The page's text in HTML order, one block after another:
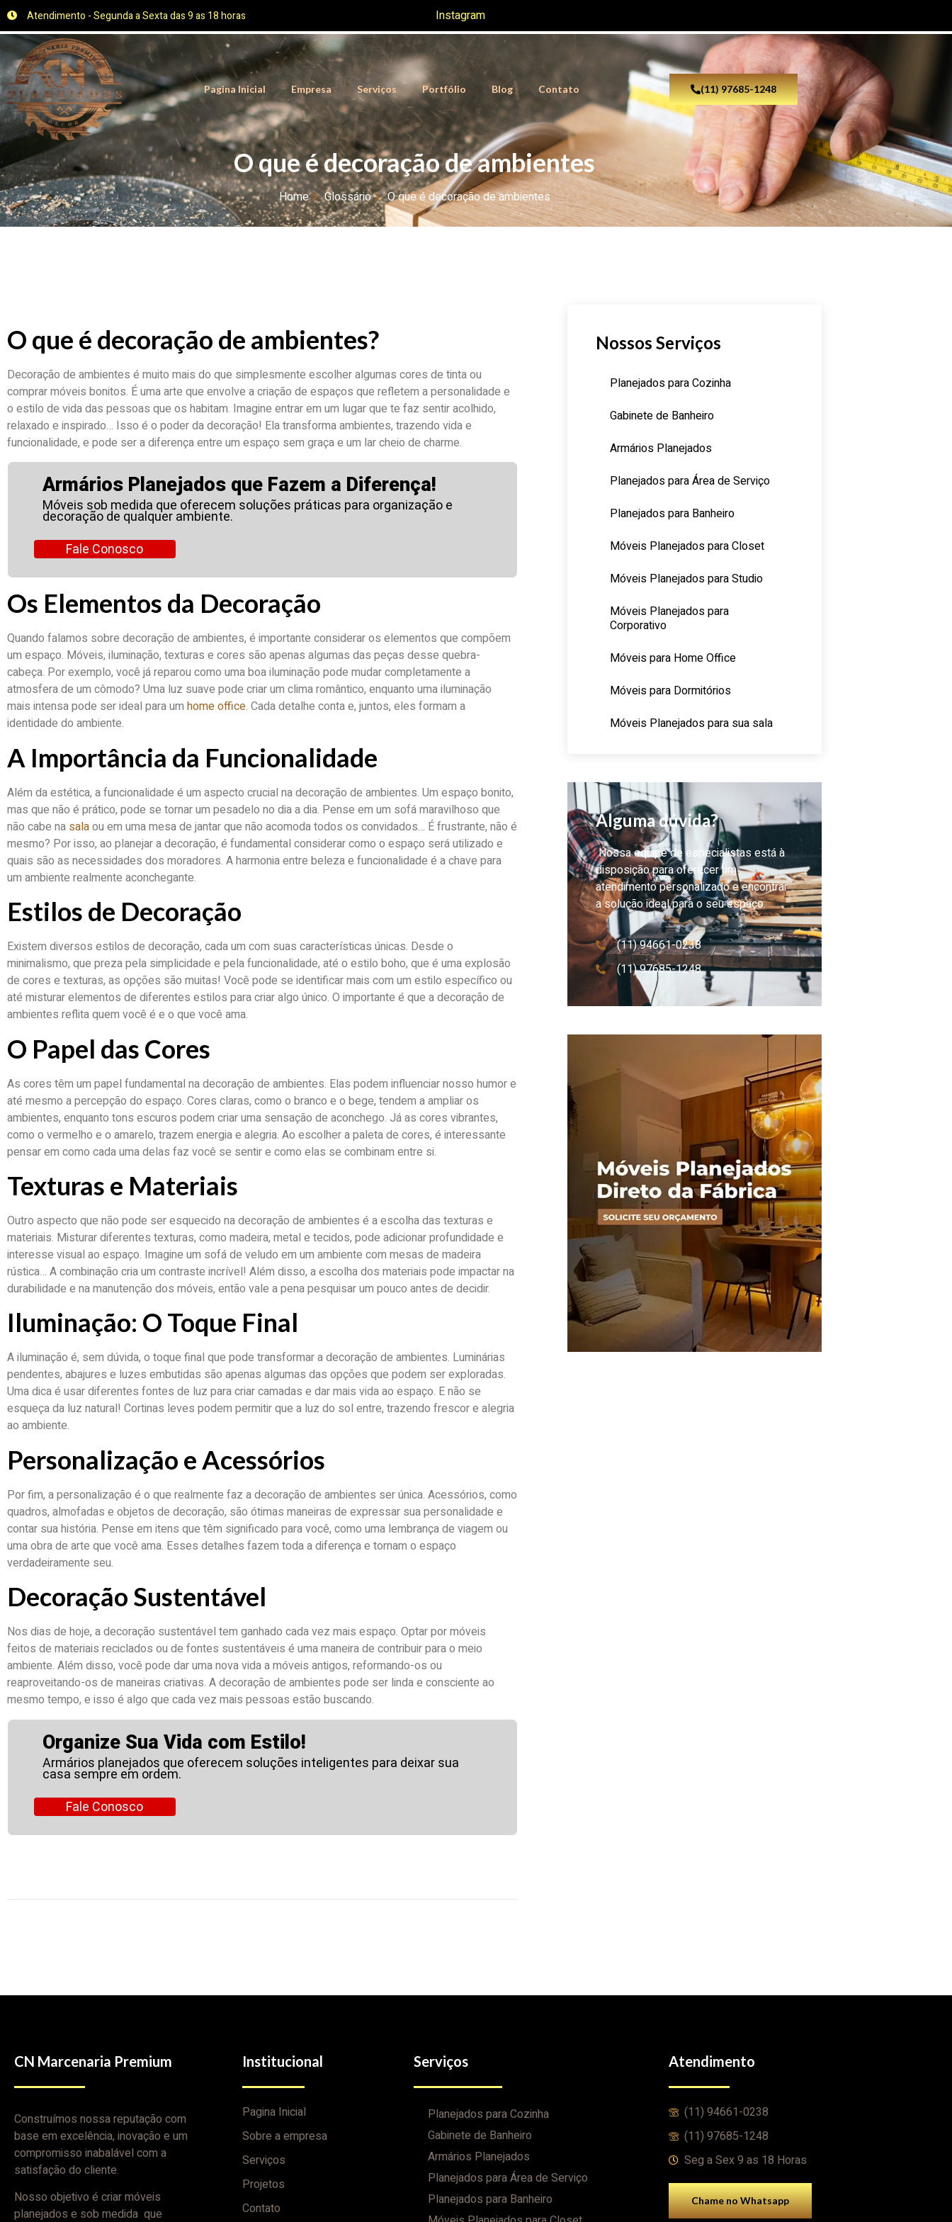
Atendimento - Segunda a Sexta das 9 as 18 horas Instagram
Pagina Inicial Empresa Serviços Portfólio Blog Contato (11) 97685-1248
O que é decoração de ambientes
Home Glossário O que é decoração de ambientes
O que é decoração de ambientes?
Decoração de ambientes é muito mais do que simplesmente escolher algumas cores de tinta ou
comprar móveis bonitos. É uma arte que envolve a criação de espaços que refletem a personalidade e
o estilo de vida das pessoas que os habitam. Imagine entrar em um lugar que te faz sentir acolhido,
relaxado e inspirado… Isso é o poder da decoração! Ela transforma ambientes, trazendo vida e
funcionalidade, e pode ser a diferença entre um espaço sem graça e um lar cheio de charme.
Armários Planejados que Fazem a Diferença!
Móveis sob medida que oferecem soluções práticas para organização e
decoração de qualquer ambiente.
Fale Conosco
Os Elementos da Decoração
Quando falamos sobre decoração de ambientes, é importante considerar os elementos que compõem
um espaço. Móveis, iluminação, texturas e cores são apenas algumas das peças desse quebra-
cabeça. Por exemplo, você já reparou como uma boa iluminação pode mudar completamente a
atmosfera de um cômodo? Uma luz suave pode criar um clima romântico, enquanto uma iluminação
mais intensa pode ser ideal para um home office. Cada detalhe conta e, juntos, eles formam a
identidade do ambiente.
A Importância da Funcionalidade
Além da estética, a funcionalidade é um aspecto crucial na decoração de ambientes. Um espaço bonito,
mas que não é prático, pode se tornar um pesadelo no dia a dia. Pense em um sofá maravilhoso que
não cabe na salaou em uma mesa de jantar que não acomoda todos os convidados… É frustrante, não é
mesmo? Por isso, ao planejar a decoração, é fundamental considerar como o espaço será utilizado e
quais são as necessidades dos moradores. A harmonia entre beleza e funcionalidade é a chave para
um ambiente realmente aconchegante.
Estilos de Decoração
Existem diversos estilos de decoração, cada um com suas características únicas. Desde o
minimalismo, que preza pela simplicidade e pela funcionalidade, até o estilo boho, que é uma explosão
de cores e texturas, as opções são muitas! Você pode se identificar mais com um estilo específico ou
até misturar elementos de diferentes estilos para criar algo único. O importante é que a decoração de
ambientes reflita quem você é e o que você ama.
O Papel das Cores
As cores têm um papel fundamental na decoração de ambientes. Elas podem influenciar nosso humor e
até mesmo a percepção do espaço. Cores claras, como o branco e o bege, tendem a ampliar os
ambientes, enquanto tons escuros podem criar uma sensação de aconchego. Já as cores vibrantes,
como o vermelho e o amarelo, trazem energia e alegria. Ao escolher a paleta de cores, é interessante
pensar em como cada uma delas faz você se sentir e como elas se combinam entre si.
Texturas e Materiais
Outro aspecto que não pode ser esquecido na decoração de ambientes é a escolha das texturas e
materiais. Misturar diferentes texturas, como madeira, metal e tecidos, pode adicionar profundidade e
interesse visual ao espaço. Imagine um sofá de veludo em um ambiente com mesas de madeira
rústica… A combinação cria um contraste incrível! Além disso, a escolha dos materiais pode impactar na
durabilidade e na manutenção dos móveis, então vale a pena pesquisar um pouco antes de decidir.
Iluminação: O Toque Final
A iluminação é, sem dúvida, o toque final que pode transformar a decoração de ambientes. Luminárias
pendentes, abajures e luzes embutidas são apenas algumas das opções que podem ser exploradas.
Uma dica é usar diferentes fontes de luz para criar camadas e dar mais vida ao espaço. E não se
esqueça da luz natural! Cortinas leves podem permitir que a luz do sol entre, trazendo frescor e alegria
ao ambiente.
Personalização e Acessórios
Por fim, a personalização é o que realmente faz a decoração de ambientes ser única. Acessórios, como
quadros, almofadas e objetos de decoração, são ótimas maneiras de expressar sua personalidade e
contar sua história. Pense em itens que têm significado para você, como uma lembrança de viagem ou
uma obra de arte que você ama. Esses detalhes fazem toda a diferença e tornam o espaço
verdadeiramente seu.
Decoração Sustentável
Nos dias de hoje, a decoração sustentável tem ganhado cada vez mais espaço. Optar por móveis
feitos de materiais reciclados ou de fontes sustentáveis é uma maneira de contribuir para o meio
ambiente. Além disso, você pode dar uma nova vida a móveis antigos, reformando-os ou
reaproveitando-os de maneiras criativas. A decoração de ambientes pode ser linda e consciente ao
mesmo tempo, e isso é algo que cada vez mais pessoas estão buscando.
Organize Sua Vida com Estilo!
Armários planejados que oferecem soluções inteligentes para deixar sua
casa sempre em ordem.
Fale Conosco
Nossos Serviços
Planejados para Cozinha
Gabinete de Banheiro
Armários Planejados
Planejados para Área de Serviço
Planejados para Banheiro
Móveis Planejados para Closet
Móveis Planejados para Studio
Móveis Planejados para
Corporativo
Móveis para Home Office
Móveis para Dormitórios
Móveis Planejados para sua sala
Alguma dúvida?
Nossa equipe de especialistas está à
disposição para oferecer um
atendimento personalizado e encontrar
a solução ideal para o seu espaço.
(11) 94661-0238
(11) 97685-1248
CN Marcenaria Premium
Construímos nossa reputação com
base em excelência, inovação e um
compromisso inabalável com a
satisfação do cliente.
Nosso objetivo é criar móveis
planejados e sob medida que
Institucional
Pagina Inicial
Sobre a empresa
Serviços
Projetos
Contato
Serviços
Planejados para Cozinha
Gabinete de Banheiro
Armários Planejados
Planejados para Área de Serviço
Planejados para Banheiro
Atendimento
(11) 94661-0238
(11) 97685-1248
Seg a Sex 9 as 18 Horas
Chame no Whatsapp